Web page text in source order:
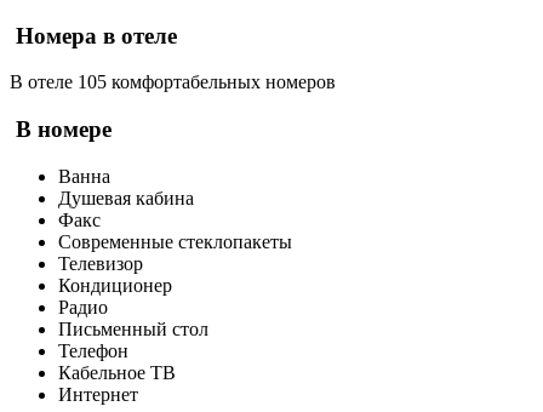
Номера в отеле
В отеле 105 комфортабельных номеров
В номере
Ванна
Душевая кабина
Факс
Современные стеклопакеты
Телевизор
Кондиционер
Радио
Письменный стол
Телефон
Кабельное ТВ
Интернет